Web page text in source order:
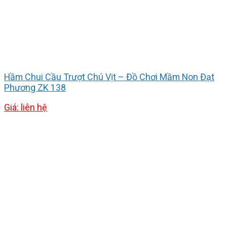
Hầm Chui Cầu Trượt Chú Vịt – Đồ Chơi Mầm Non Đạt
Phương ZK 138
Giá: liên hệ